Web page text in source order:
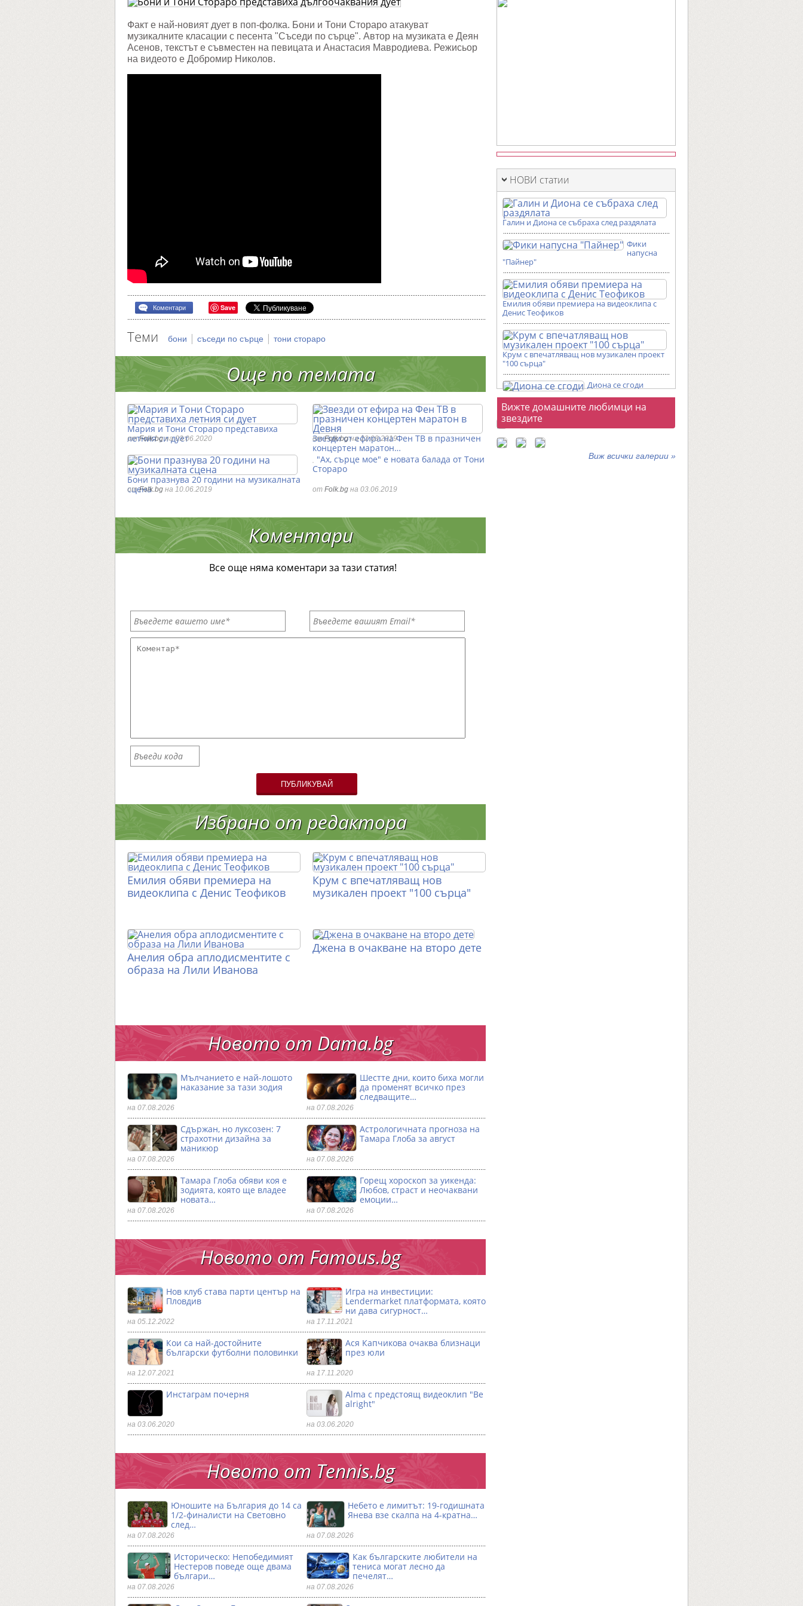
представиха
"Съседи
по
сърце"
Факт е най-новият дует в поп-фолка. Бони и Тони Стораро атакуват
музикалните класации с песента "Съседи по сърце". Автор на музиката е Деян
Асенов, текстът е съвместен на певицата и Анастасия Мавродиева. Режисьор
на видеото е Добромир Николов.
Коментари Save
Теми бони | съседи по сърце | тони стораро
Още по темата
Мария и Тони Стораро представиха
летния си дует
отFolk.bgна 03.06.2020
Звезди от ефира на Фен ТВ в празничен
концертен маратон…
отFolk.bgна 22.08.2019
Бони празнува 20 години на музикалната
сцена
отFolk.bg на 10.06.2019
"Ах, сърце мое" е новата балада от Тони
Стораро
от Folk.bg на 03.06.2019
Коментари
Все още няма коментари за тази статия!
ПУБЛИКУВАЙ
Избрано от редактора
Емилия обяви премиера на
видеоклипа с Денис Теофиков
Крум с впечатляващ нов
музикален проект "100 сърца"
Анелия обра аплодисментите с
образа на Лили Иванова
Джена в очакване на второ дете
Новото от Dama.bg
Мълчанието е най-лошото
наказание за тази зодия
на 07.08.2026
Шестте дни, които биха могли
да променят всичко през
следващите…
на 07.08.2026
Сдържан, но луксозен: 7
страхотни дизайна за
маникюр
на 07.08.2026
Астрологичната прогноза на
Тамара Глоба за август
на 07.08.2026
Тамара Глоба обяви коя е
зодията, която ще владее
новата…
на 07.08.2026
Горещ хороскоп за уикенда:
Любов, страст и неочаквани
емоции…
на 07.08.2026
Новото от Famous.bg
Нов клуб става парти център на
Пловдив
на 05.12.2022
Игра на инвестиции:
Lendermarket платформата, която
ни дава сигурност…
на 17.11.2021
Кои са най-достойните
български футболни половинки
на 12.07.2021
Ася Капчикова очаква близнаци
през юли
на 17.11.2020
Инстаграм почерня
на 03.06.2020
Alma с предстоящ видеоклип "Be
alright"
на 03.06.2020
Новото от Тennis.bg
Юношите на България до 14 са
1/2-финалисти на Световно
след…
на 07.08.2026
Небето е лимитът: 19-годишната
Янева взe скалпа на 4-кратна…
на 07.08.2026
Историческо: Непобедимият
Нестеров поведе още двама
българи…
на 07.08.2026
Как българските любители на
тениса могат лесно да
печелят…
на 07.08.2026
НОВИ статии
Галин и Диона се събраха след раздялата
Фики
напусна
"Пайнер"
Емилия обяви премиера на видеоклипа с
Денис Теофиков
Крум с впечатляващ нов музикален проект
"100 сърца"
Диона се сгоди
Фотогалерии
Вижте домашните любимци на
звездите
Виж всички галерии »